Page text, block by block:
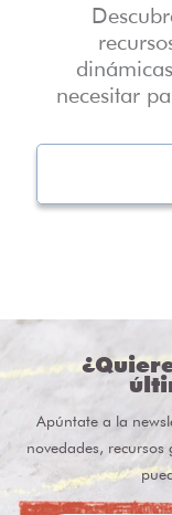
necesitar
Apúntate a la
novedades, recursos